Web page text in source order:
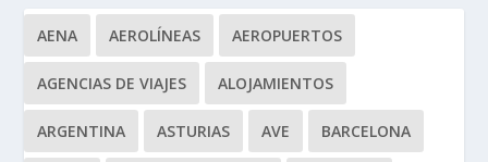
AENA AEROLÍNEAS AEROPUERTOS
AGENCIAS DE VIAJES ALOJAMIENTOS
ARGENTINA ASTURIAS AVE BARCELONA